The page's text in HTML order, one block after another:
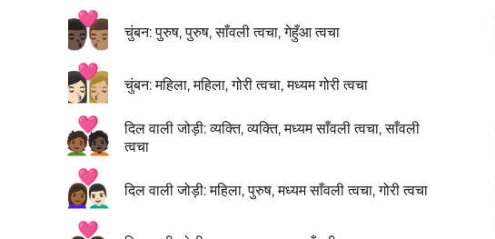
👨🏿‍❤️‍💋‍👨🏽 चुंबन: पुरुष, पुरुष, साँवली त्वचा, गेहुँआ त्वचा
👩🏻‍❤️‍💋‍👩🏼 चुंबन: महिला, महिला, गोरी त्वचा, मध्यम गोरी त्वचा
🧑🏾‍❤️‍🧑🏿
दिल वाली जोड़ी: व्यक्ति, व्यक्ति, मध्यम साँवली त्वचा, साँवली
त्वचा
👩🏾‍❤️‍👨🏻 दिल वाली जोड़ी: महिला, पुरुष, मध्यम साँवली त्वचा, गोरी त्वचा